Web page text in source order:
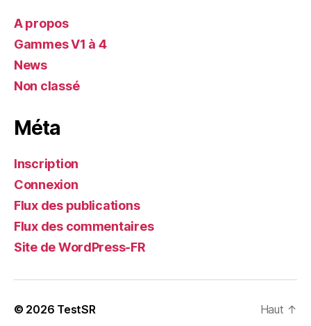
A propos
Gammes V1 à 4
News
Non classé
Méta
Inscription
Connexion
Flux des publications
Flux des commentaires
Site de WordPress-FR
© 2026 TestSR Haut ↑